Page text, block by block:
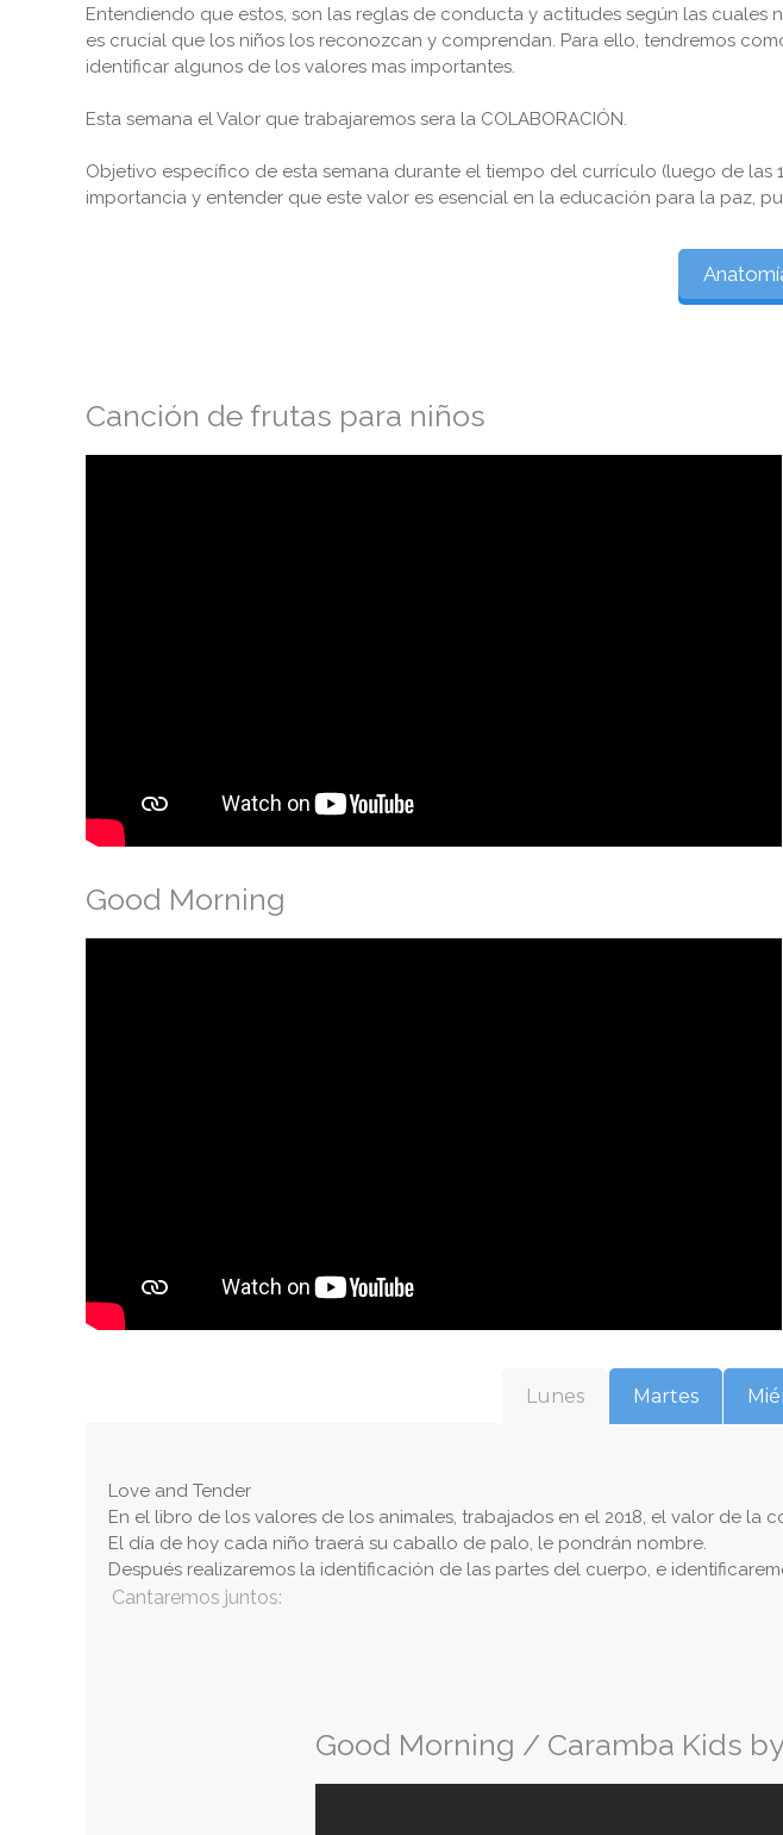
Entendiendo que estos, son las reglas de conducta y actitudes según las
es crucial que los niños los reconozcan y comprendan. Para ello, tendremos
identificar algunos de los valores mas importantes.
Esta semana el Valor que trabajaremos sera la COLABORACIÓN.
Objetivo específico de esta semana durante el tiempo del currículo (luego de
importancia y entender que este valor es esencial en la educación para la paz,
Canción de frutas para niños
Good Morning
Lunes Martes
Love and Tender
En el libro de los valores de los animales, trabajados en el 2018, el valor de
El día de hoy cada niño traerá su caballo de palo, le pondrán nombre.
Después realizaremos la identificación de las partes del cuerpo, e
Cantaremos juntos:
Good Morning / Caramba Kids